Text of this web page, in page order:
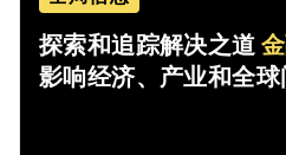
探索和追踪解决之道
影响经济、产业和全球